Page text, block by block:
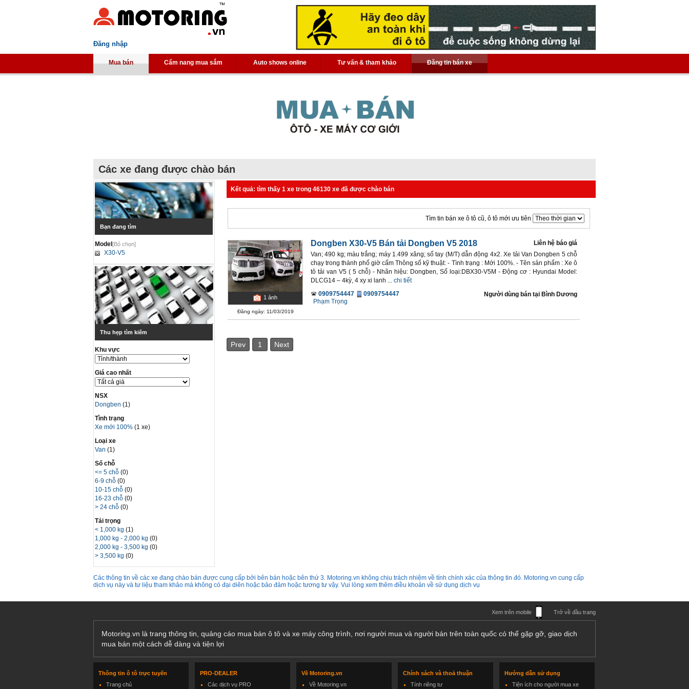
Đăng nhập
Mua bán Cẩm nang mua sắm Auto shows online Tư vấn & tham khảo Đăng tin bán xe
Các xe đang được chào bán
Bạn đang tìm
Model[Bỏ chọn]
X30-V5
Thu hẹp tìm kiếm
Khu vực
Giá cao nhất
NSX
Dongben(1)
Tình trạng
Xe mới 100% (1 xe)
Loại xe
Van(1)
Số chỗ
<= 5 chỗ(0)
6-9 chỗ(0)
10-15 chỗ(0)
16-23 chỗ(0)
> 24 chỗ(0)
Tải trọng
< 1,000 kg(1)
1,000 kg - 2,000 kg(0)
2,000 kg - 3,500 kg(0)
> 3,500 kg(0)
Kết quả: tìm thấy 1 xe trong 46130 xe đã được chào bán
Tìm tin bán xe ô tô cũ, ô tô mới ưu tiên
1 ảnh
Đăng ngày: 11/03/2019
Dongben X30-V5 Bán tải Dongben V5 2018
Liên hệ báo giá
Van; 490 kg; màu trắng; máy 1.499 xăng; số tay (M/T) dẫn động 4x2. Xe tải Van Dongben 5 chỗ
chạy trong thành phố giờ cấm Thông số kỹ thuật: - Tình trạng : Mới 100%. - Tên sản phẩm : Xe ô
tô tải van V5 ( 5 chỗ) - Nhãn hiệu: Dongben, Số loại:DBX30-V5M - Động cơ : Hyundai Model:
DLCG14 – 4kỳ, 4 xy xi lanh ... chi tiết
0909754447
0909754447
Phạm Trọng
Người dùng bán tại Bình Dương
Prev 1 Next
Các thông tin về các xe đang chào bán được cung cấp bởi bên bán hoặc bên thứ 3. Motoring.vn không chịu trách nhiệm về tính chính xác của thông tin đó. Motoring.vn cung cấp
dịch vụ này và tư liệu tham khảo mà không có đại diên hoặc bảo đảm hoặc tương tư vậy. Vui lòng xem thêm điều khoản về sử dụng dịch vụ
Xem trên mobile Trở về đầu trang
Motoring.vn là trang thông tin, quảng cáo mua bán ô tô và xe máy công trình, nơi người mua và người bán trên toàn quốc có thể gặp gỡ, giao dịch
mua bán một cách dễ dàng và tiện lợi
Thông tin ô tô trực tuyến
Trang chủ
PRO-DEALER
Các dịch vụ PRO
Về Motoring.vn
Về Motoring.vn
Chính sách và thoả thuận
Tính riêng tư
Hướng dẫn sử dụng
Tiện ích cho người mua xe